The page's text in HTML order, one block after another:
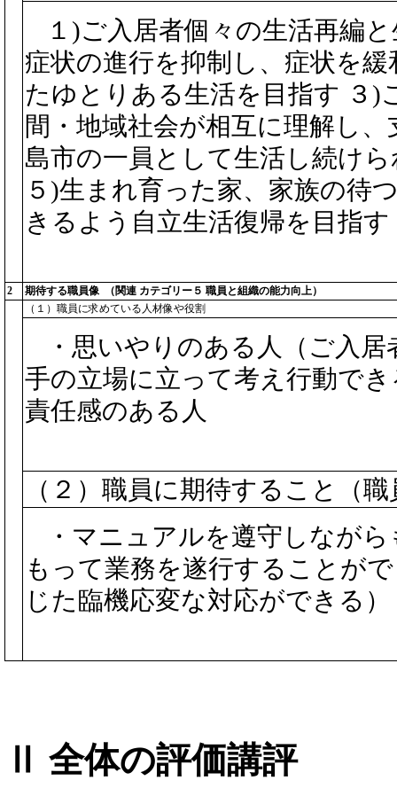
１)ご入居者個々の生活再編
症状の進行を抑制し、症状を
たゆとりある生活を目指す ３)
間・地域社会が相互に理解し
島市の一員として生活し続け
５)生まれ育った家、家族の待
きるよう自立生活復帰を目指す
2
期待する職員像 （関連 カテゴリー５ 職員と組織の能力向上）
（１）職員に求めている人材像や役割
・思いやりのある人（ご入
手の立場に立って考え行
責任感のある人
（２）職員に期待すること（
・マニュアルを遵守しなが
もって業務を遂行することが
じた臨機応変な対応ができる）
Ⅱ 全体の評価講評